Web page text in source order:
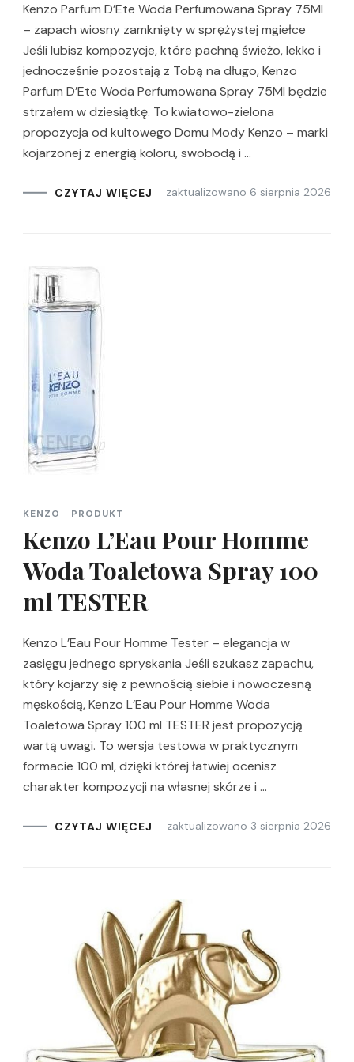
Kenzo Parfum D’Ete Woda Perfumowana Spray 75Ml
– zapach wiosny zamknięty w sprężystej mgiełce
Jeśli lubisz kompozycje, które pachną świeżo, lekko i
jednocześnie pozostają z Tobą na długo, Kenzo
Parfum D’Ete Woda Perfumowana Spray 75Ml będzie
strzałem w dziesiątkę. To kwiatowo-zielona
propozycja od kultowego Domu Mody Kenzo – marki
kojarzonej z energią koloru, swobodą i …
CZYTAJ WIĘCEJ zaktualizowano 6 sierpnia 2026
KENZO PRODUKT
Kenzo L’Eau Pour Homme
Woda Toaletowa Spray 100
ml TESTER
Kenzo L’Eau Pour Homme Tester – elegancja w
zasięgu jednego spryskania Jeśli szukasz zapachu,
który kojarzy się z pewnością siebie i nowoczesną
męskością, Kenzo L’Eau Pour Homme Woda
Toaletowa Spray 100 ml TESTER jest propozycją
wartą uwagi. To wersja testowa w praktycznym
formacie 100 ml, dzięki której łatwiej ocenisz
charakter kompozycji na własnej skórze i …
CZYTAJ WIĘCEJ zaktualizowano 3 sierpnia 2026